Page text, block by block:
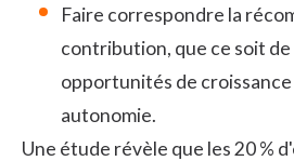
Faire correspondre la
contribution, que ce soit
opportunités de
autonomie.
Une étude révèle que les 20 %